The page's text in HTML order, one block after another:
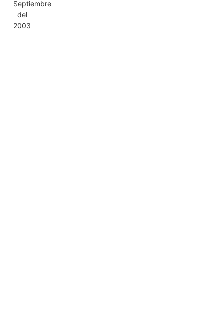
Septiembre
del
2003